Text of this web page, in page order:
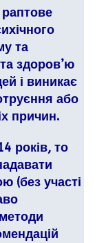
та
здоров’ю
і виникає
або
причин.
років, то
(без участі